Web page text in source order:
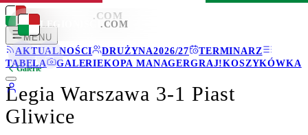
LEGIONISCI .COM
MENU
AKTUALNOŚCI
DRUŻYNA2026/27
TERMINARZ
TABELA
GALERIEKOPA MANAGERGRAJ!KOSZYKÓWKA
LEGIONISCI .COM
Galerie
Legia Warszawa 3-1 Piast
Gliwice